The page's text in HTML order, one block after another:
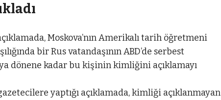
Moskova’nın Amerikalı tarih öğretmeni
bir Rus vatandaşının ABD’de serbest
dönene kadar bu kişinin kimliğini açıklamayı
yaptığı açıklamada, kimliği açıklanmayan